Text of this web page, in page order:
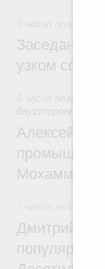
Заседание
узком
двусторонней
Алексей
Дмитрий